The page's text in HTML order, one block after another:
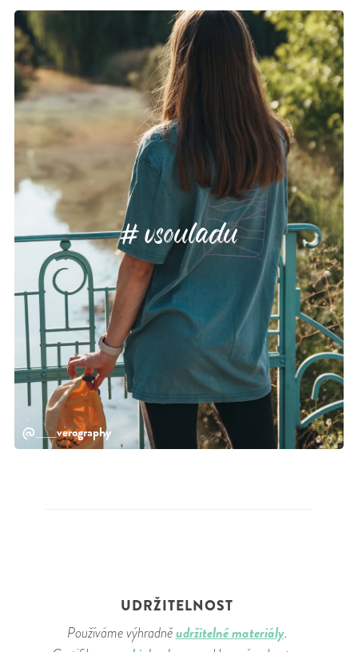
vsouladu
@___verography
UDRŽITELNOST
Používáme výhradněudržitelné materiály.